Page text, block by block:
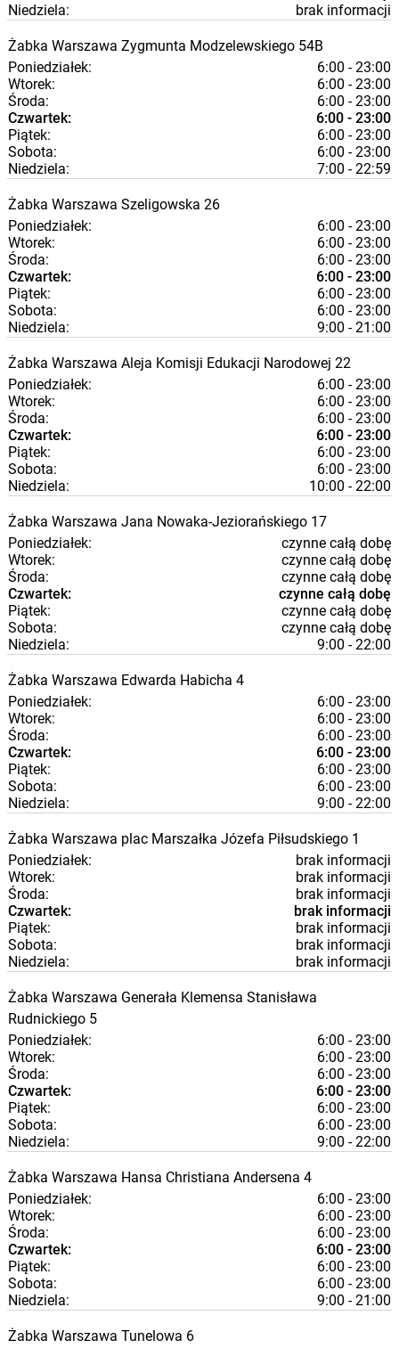
Niedziela:
brak informacji
Żabka Warszawa Zygmunta Modzelewskiego 54B
Poniedziałek:
6:00 - 23:00
Wtorek:
6:00 - 23:00
Środa:
6:00 - 23:00
Czwartek:
6:00 - 23:00
Piątek:
6:00 - 23:00
Sobota:
6:00 - 23:00
Niedziela:
7:00 - 22:59
Żabka Warszawa Szeligowska 26
Poniedziałek:
6:00 - 23:00
Wtorek:
6:00 - 23:00
Środa:
6:00 - 23:00
Czwartek:
6:00 - 23:00
Piątek:
6:00 - 23:00
Sobota:
6:00 - 23:00
Niedziela:
9:00 - 21:00
Żabka Warszawa Aleja Komisji Edukacji Narodowej 22
Poniedziałek:
6:00 - 23:00
Wtorek:
6:00 - 23:00
Środa:
6:00 - 23:00
Czwartek:
6:00 - 23:00
Piątek:
6:00 - 23:00
Sobota:
6:00 - 23:00
Niedziela:
10:00 - 22:00
Żabka Warszawa Jana Nowaka-Jeziorańskiego 17
Poniedziałek:
czynne całą dobę
Wtorek:
czynne całą dobę
Środa:
czynne całą dobę
Czwartek:
czynne całą dobę
Piątek:
czynne całą dobę
Sobota:
czynne całą dobę
Niedziela:
9:00 - 22:00
Żabka Warszawa Edwarda Habicha 4
Poniedziałek:
6:00 - 23:00
Wtorek:
6:00 - 23:00
Środa:
6:00 - 23:00
Czwartek:
6:00 - 23:00
Piątek:
6:00 - 23:00
Sobota:
6:00 - 23:00
Niedziela:
9:00 - 22:00
Żabka Warszawa plac Marszałka Józefa Piłsudskiego 1
Poniedziałek:
brak informacji
Wtorek:
brak informacji
Środa:
brak informacji
Czwartek:
brak informacji
Piątek:
brak informacji
Sobota:
brak informacji
Niedziela:
brak informacji
Żabka Warszawa Generała Klemensa Stanisława
Rudnickiego 5
Poniedziałek:
6:00 - 23:00
Wtorek:
6:00 - 23:00
Środa:
6:00 - 23:00
Czwartek:
6:00 - 23:00
Piątek:
6:00 - 23:00
Sobota:
6:00 - 23:00
Niedziela:
9:00 - 22:00
Żabka Warszawa Hansa Christiana Andersena 4
Poniedziałek:
6:00 - 23:00
Wtorek:
6:00 - 23:00
Środa:
6:00 - 23:00
Czwartek:
6:00 - 23:00
Piątek:
6:00 - 23:00
Sobota:
6:00 - 23:00
Niedziela:
9:00 - 21:00
Żabka Warszawa Tunelowa 6